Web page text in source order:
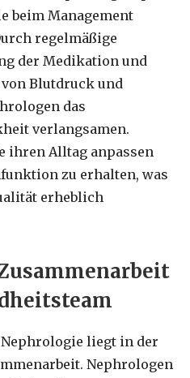
beim Management
regelmäßige
der Medikation und
Blutdruck und
das
verlangsamen.
ihren Alltag anpassen
zu erhalten, was
erheblich
liegt in der
Nephrologen